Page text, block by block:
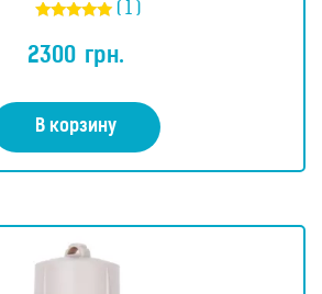
5.00
из 5
( 1 )
2300 грн.
В корзину